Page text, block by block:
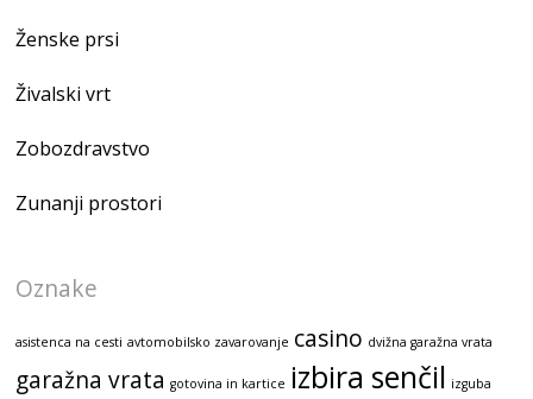
Ženske prsi
Živalski vrt
Zobozdravstvo
Zunanji prostori
Oznake
asistenca na cesti avtomobilsko zavarovanje casino dvižna garažna vrata
garažna vrata gotovina in kartice izbira senčil izguba